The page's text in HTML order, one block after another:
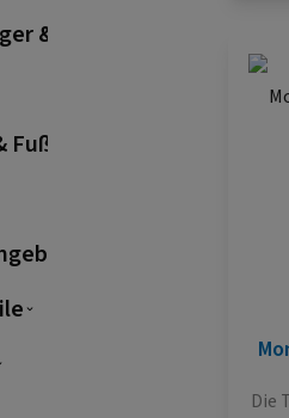
& Raumluft
Fußleisten
Die